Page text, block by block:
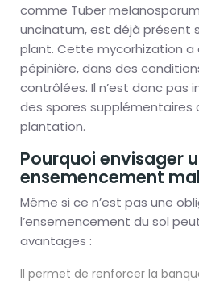
comme Tuber
uncinatum, est déjà présent
plant. Cette mycorhization a
pépinière, dans des
contrôlées. Il n’est donc pas
des spores supplémentaires
plantation.
Pourquoi envisager
ensemencement
Même si ce n’est pas une
l’ensemencement du sol
avantages :
Il permet de renforcer la